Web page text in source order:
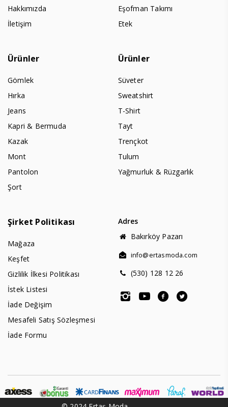
Hakkımızda
İletişim
Eşofman Takımı
Etek
Ürünler
Gömlek
Hırka
Jeans
Kapri & Bermuda
Kazak
Mont
Pantolon
Şort
Ürünler
Süveter
Sweatshirt
T-Shirt
Tayt
Trençkot
Tulum
Yağmurluk & Rüzgarlık
Şirket Politikası
Mağaza
Keşfet
Gizlilik İlkesi Politikası
İstek Listesi
İade Değişim
Mesafeli Satış Sözleşmesi
İade Formu
Adres
Bakırköy Pazarı
info@ertasmoda.com
(530) 128 12 26